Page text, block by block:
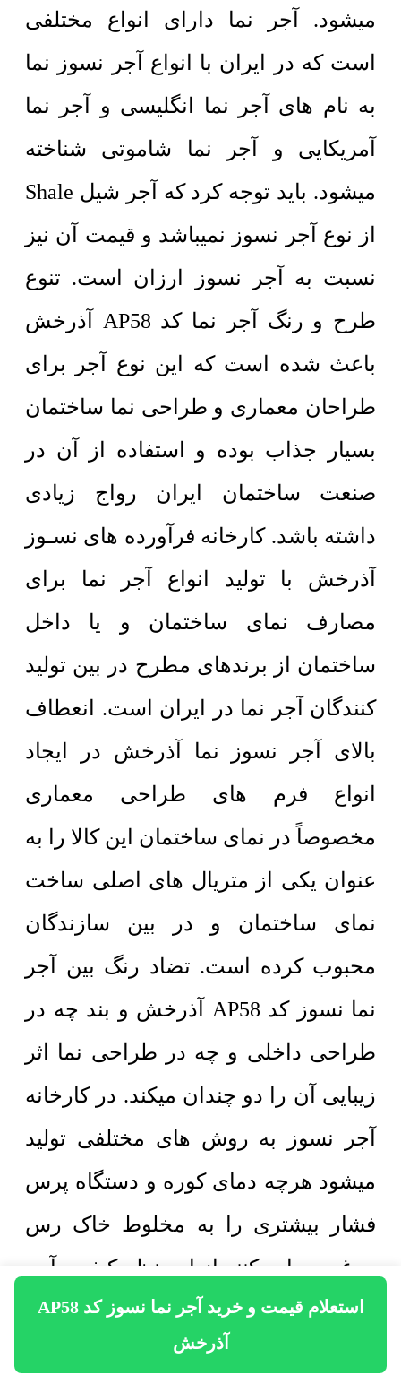
استعلام قیمت و خرید آجر نما نسوز کد AP58
آذرخش
میشود. آجر نما دارای انواع مختلفی
است که در ایران با انواع آجر نسوز نما
به نام های آجر نما انگلیسی و آجر نما
آمریکایی و آجر نما شاموتی شناخته
میشود. باید توجه کرد که آجر شیل Shale
از نوع آجر نسوز نمیباشد و قیمت آن نیز
نسبت به آجر نسوز ارزان است. تنوع
طرح و رنگ آجر نما کد AP58 آذرخش
باعث شده است که این نوع آجر برای
طراحان معماری و طراحی نما ساختمان
بسیار جذاب بوده و استفاده از آن در
صنعت ساختمان ایران رواج زیادی
داشته باشد. کارخانه فرآورده های نسـوز
آذرخش با تولید انواع آجر نما برای
مصارف نمای ساختمان و یا داخل
ساختمان از برندهای مطرح در بین تولید
کنندگان آجر نما در ایران است. انعطاف
بالای آجر نسوز نما آذرخش در ایجاد
انواع فرم های طراحی معماری
مخصوصاً در نمای ساختمان این کالا را به
عنوان یکی از متریال های اصلی ساخت
نمای ساختمان و در بین سازندگان
محبوب کرده است. تضاد رنگ بین آجر
نما نسوز کد AP58 آذرخش و بند چه در
طراحی داخلی و چه در طراحی نما اثر
زیبایی آن را دو چندان میکند. در کارخانه
آجر نسوز به روش های مختلفی تولید
میشود هرچه دمای کوره و دستگاه پرس
فشار بیشتری را به مخلوط خاک رس
مرغوب وارد کنند از این نظر کیفیت آجر
نما به مراتب بالاتر خواهد رفت. در
برندهای مطرح و معروف با توجه به